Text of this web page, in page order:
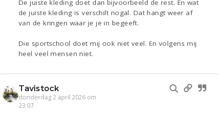
De juiste kleding doet dan bijvoorbeeld de rest. En wat
de juiste kleding is verschilt nogal. Dat hangt weer af
van de kringen waar je je in begeeft.
Die sportschool doet mij ook niet veel. En volgens mij
heel veel mensen niet.
Tavistock
donderdag 2 april 2026 om
23:07